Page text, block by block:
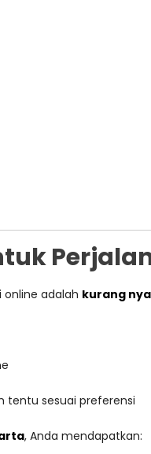
adalah kurang
tentu sesuai preferensi
, Anda mendapatkan: